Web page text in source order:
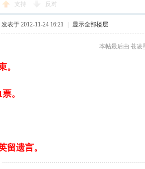
支持 反对
发表于 2012-11-24 16:21 显示全部楼层
本帖最后由 苍凌
。
。
留遗言。